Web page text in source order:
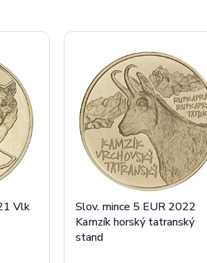
Vlk
Slov. mince 5 EUR 2022
Kamzík horský tatranský
stand